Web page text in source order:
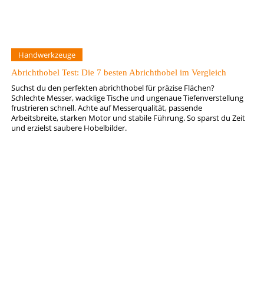
Handwerkzeuge
Abrichthobel Test: Die 7 besten Abrichthobel im Vergleich
Suchst du den perfekten abrichthobel für präzise Flächen?
Schlechte Messer, wacklige Tische und ungenaue Tiefenverstellung
frustrieren schnell. Achte auf Messerqualität, passende
Arbeitsbreite, starken Motor und stabile Führung. So sparst du Zeit
und erzielst saubere Hobelbilder.